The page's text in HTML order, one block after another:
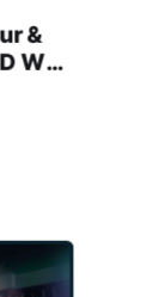
&
WE